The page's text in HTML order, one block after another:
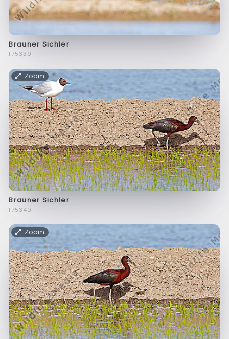
Brauner Sichler
f75339
Zoom
Brauner Sichler
f75340
Zoom